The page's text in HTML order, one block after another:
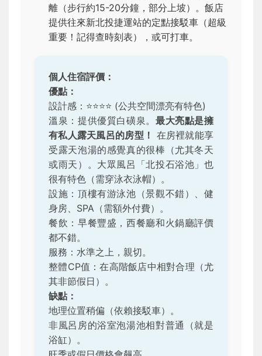
離（步行約15-20分鐘，部分上坡）。飯店
提供往來新北投捷運站的定點接駁車（超級
重要！記得查時刻表），或可打車。
個人住宿評價：
優點：
設計感： ⭐️⭐️⭐️⭐️ (公共空間漂亮有特色)
溫泉：提供優質白磺泉。 最大亮點是擁
有私人露天風呂的房型！ 在房裡就能享
受露天泡湯的感覺真的很棒（尤其冬天
或雨天）。大眾風呂「北投石浴池」也
很有特色（需穿泳衣泳帽）。
設施：頂樓有游泳池（景觀不錯）、健
身房、SPA（需額外付費）。
餐飲：早餐豐盛，西餐廳和火鍋廳評價
都不錯。
服務：水準之上，親切。
整體CP值：在高階飯店中相對合理（尤
其非節假日）。
缺點：
地理位置稍偏（依賴接駁車）。
非風呂房的浴室泡湯池相對普通（就是
浴缸）。